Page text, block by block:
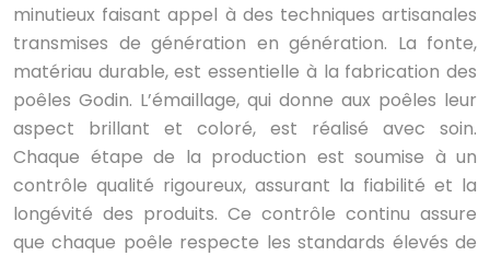
minutieux faisant appel à des techniques artisanales
transmises de génération en génération. La fonte,
matériau durable, est essentielle à la fabrication des
poêles Godin. L’émaillage, qui donne aux poêles leur
aspect brillant et coloré, est réalisé avec soin.
Chaque étape de la production est soumise à un
contrôle qualité rigoureux, assurant la fiabilité et la
longévité des produits. Ce contrôle continu assure
que chaque poêle respecte les standards élevés de